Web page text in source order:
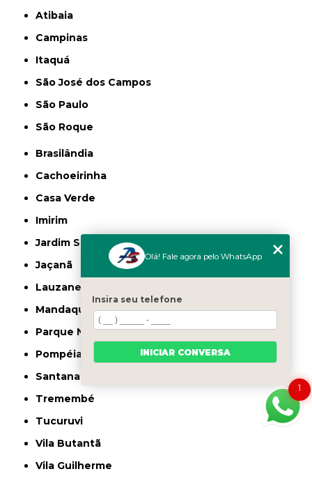
Atibaia
Campinas
Itaquá
São José dos Campos
São Paulo
São Roque
Brasilândia
Cachoeirinha
Casa Verde
Imirim
Jardim São Paulo
Jaçanã
Lauzane Paulista
Mandaqui
Parque Novo Mundo
Pompéia
Santana
Tremembé
Tucuruvi
Vila Butantã
Vila Guilherme
1
Olá! Fale agora pelo WhatsApp
Insira seu telefone
INICIAR CONVERSA